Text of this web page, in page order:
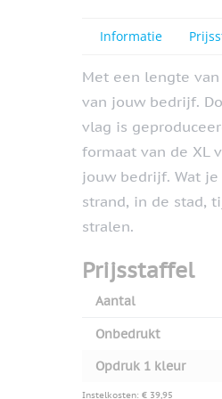
Informatie
Met een lengte
van jouw bedrijf.
vlag is
formaat van de XL
jouw bedrijf. Wat
strand, in de stad,
stralen.
Prijsstaffel
Aantal
Onbedrukt
Opdruk 1 kleur
Instelkosten: € 39,95